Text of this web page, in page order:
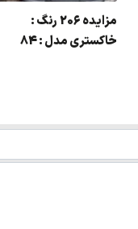
مزایده 206 رنگ :
خاکستری مدل : 84